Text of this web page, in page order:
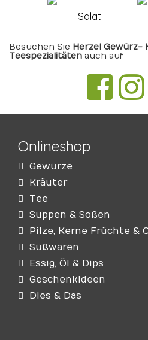
Salat
Besuchen Sie Herzel Gewürz-
Teespezialitäten auch auf
Onlineshop
Gewürze
Kräuter
Tee
Suppen & Soßen
Pilze, Kerne Früchte &
Süßwaren
Essig, Öl & Dips
Geschenkideen
Dies & Das